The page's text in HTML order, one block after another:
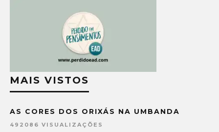
MAIS VISTOS
AS CORES DOS ORIXÁS NA UMBANDA
492086 VISUALIZAÇÕES